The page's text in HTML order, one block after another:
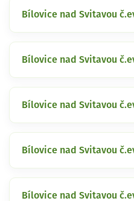
Bílovice nad Svitavou
Bílovice nad Svitavou
Bílovice nad Svitavou
Bílovice nad Svitavou
Bílovice nad Svitavou